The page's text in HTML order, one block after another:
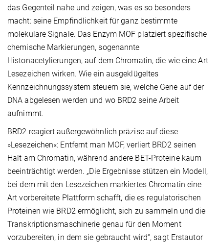
das Gegenteil nahe und zeigen, was es so besonders
macht: seine Empfindlichkeit für ganz bestimmte
molekulare Signale. Das Enzym MOF platziert spezifische
chemische Markierungen, sogenannte
Histonacetylierungen, auf dem Chromatin, die wie eine Art
Lesezeichen wirken. Wie ein ausgeklügeltes
Kennzeichnungssystem steuern sie, welche Gene auf der
DNA abgelesen werden und wo BRD2 seine Arbeit
aufnimmt.
BRD2 reagiert außergewöhnlich präzise auf diese
»Lesezeichen«: Entfernt man MOF, verliert BRD2 seinen
Halt am Chromatin, während andere BET-Proteine kaum
beeinträchtigt werden. „Die Ergebnisse stützen ein Modell,
bei dem mit den Lesezeichen markiertes Chromatin eine
Art vorbereitete Plattform schafft, die es regulatorischen
Proteinen wie BRD2 ermöglicht, sich zu sammeln und die
Transkriptionsmaschinerie genau für den Moment
vorzubereiten, in dem sie gebraucht wird“, sagt Erstautor